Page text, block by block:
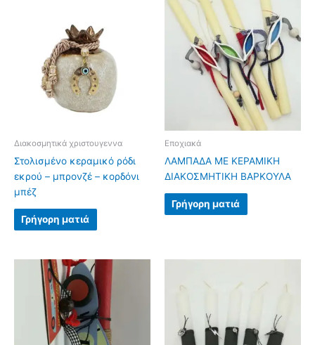
Διακοσμητικά χριστουγεννα
Στολισμένο κεραμικό ρόδι
εκρού – μπρονζέ – κορδόνι
μπέζ
Γρήγορη ματιά
Εποχιακά
ΛΑΜΠΑΔΑ ΜΕ ΚΕΡΑΜΙΚΗ
ΔΙΑΚΟΣΜΗΤΙΚΗ ΒΑΡΚΟΥΛΑ
Γρήγορη ματιά